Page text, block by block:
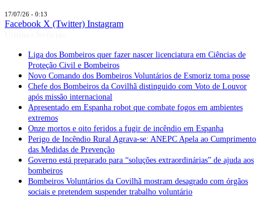
17/07/26 - 0:13
Facebook X (Twitter) Instagram
Liga dos Bombeiros quer fazer nascer licenciatura em Ciências de
Proteção Civil e Bombeiros
Novo Comando dos Bombeiros Voluntários de Esmoriz toma posse
Chefe dos Bombeiros da Covilhã distinguido com Voto de Louvor
após missão internacional
Apresentado em Espanha robot que combate fogos em ambientes
extremos
Onze mortos e oito feridos a fugir de incêndio em Espanha
Perigo de Incêndio Rural Agrava-se: ANEPC Apela ao Cumprimento
das Medidas de Prevenção
Governo está preparado para “soluções extraordinárias” de ajuda aos
bombeiros
Bombeiros Voluntários da Covilhã mostram desagrado com órgãos
sociais e pretendem suspender trabalho voluntário